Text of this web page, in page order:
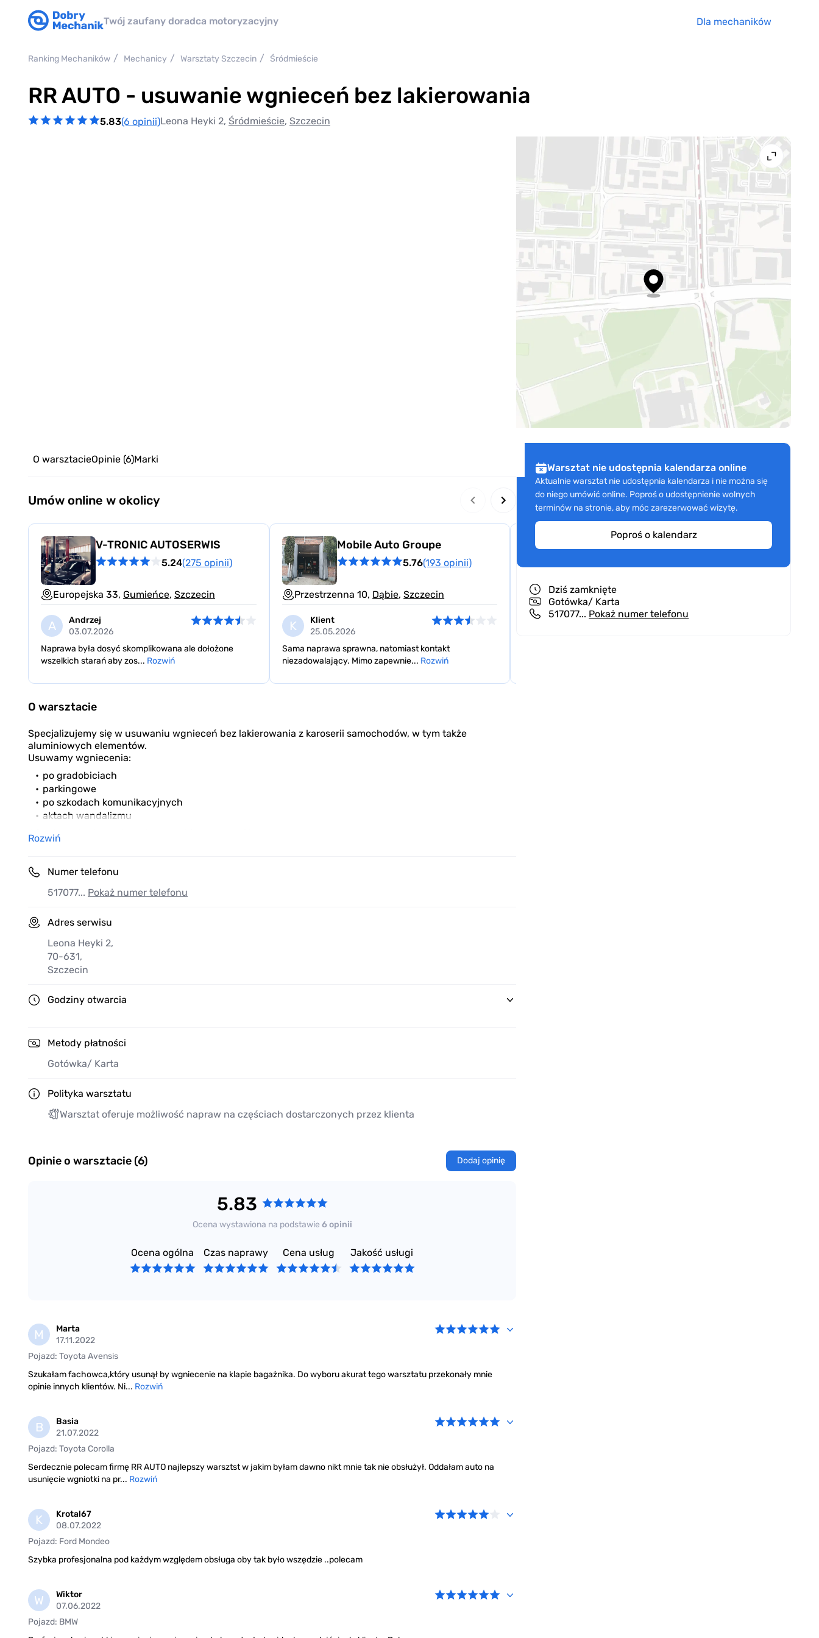
Twój zaufany doradca motoryzacyjny Dla mechaników
Ranking Mechaników Mechanicy Warsztaty Szczecin Śródmieście
RR AUTO - usuwanie wgnieceń bez lakierowania
5.83(6 opinii)Leona Heyki 2, Śródmieście, Szczecin
O warsztacieOpinie (6)Marki
Umów online w okolicy
V-TRONIC AUTOSERWIS
5.24(275 opinii)
Europejska 33, Gumieńce, Szczecin
A
Andrzej
03.07.2026
Naprawa była dosyć skomplikowana ale dołożone
wszelkich starań aby zos... Rozwiń
Mobile Auto Groupe
5.76(193 opinii)
Przestrzenna 10, Dąbie, Szczecin
K
Klient
25.05.2026
Sama naprawa sprawna, natomiast kontakt
niezadowalający. Mimo zapewnie... Rozwiń
26-go Kwietnia 81,
Zadowolona
1
of
O warsztacie
Specjalizujemy się w usuwaniu wgnieceń bez lakierowania z karoserii samochodów, w tym także
aluminiowych elementów.
Usuwamy wgniecenia:
po gradobiciach
parkingowe
po szkodach komunikacyjnych
aktach wandalizmu
Oferujemy także rozliczenia bezgotówkowe z A/C.
Rozwiń
Numer telefonu
517077... Pokaż numer telefonu
Adres serwisu
Leona Heyki 2,
70-631,
Szczecin
Godziny otwarcia
Metody płatności
Gotówka/ Karta
Polityka warsztatu
Warsztat oferuje możliwość napraw na częściach dostarczonych przez klienta
Opinie o warsztacie (6) Dodaj opinię
5.83
Ocena wystawiona na podstawie 6 opinii
Ocena ogólna Czas naprawy Cena usług Jakość usługi
M
Marta
17.11.2022
Pojazd: Toyota Avensis
Szukałam fachowca,który usunął by wgniecenie na klapie bagażnika. Do wyboru akurat tego warsztatu przekonały mnie
opinie innych klientów. Ni... Rozwiń
B
Basia
21.07.2022
Pojazd: Toyota Corolla
Serdecznie polecam firmę RR AUTO najlepszy warsztst w jakim byłam dawno nikt mnie tak nie obsłużył. Oddałam auto na
usunięcie wgniotki na pr... Rozwiń
K
Krotal67
08.07.2022
Pojazd: Ford Mondeo
Szybka profesjonalna pod każdym względem obsługa oby tak było wszędzie ..polecam
W
Wiktor
07.06.2022
Pojazd: BMW
Warsztat nie udostępnia kalendarza online
Aktualnie warsztat nie udostępnia kalendarza i nie można się
do niego umówić online. Poproś o udostępnienie wolnych
terminów na stronie, aby móc zarezerwować wizytę.
Poproś o kalendarz
Dziś zamknięte
Gotówka/ Karta
517077... Pokaż numer telefonu